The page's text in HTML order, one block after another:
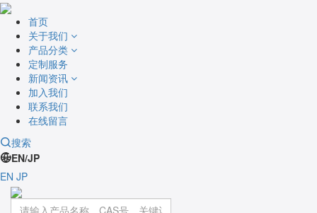
首页
关于我们
产品分类
定制服务
新闻资讯
加入我们
联系我们
在线留言
搜索
EN/JP
EN JP